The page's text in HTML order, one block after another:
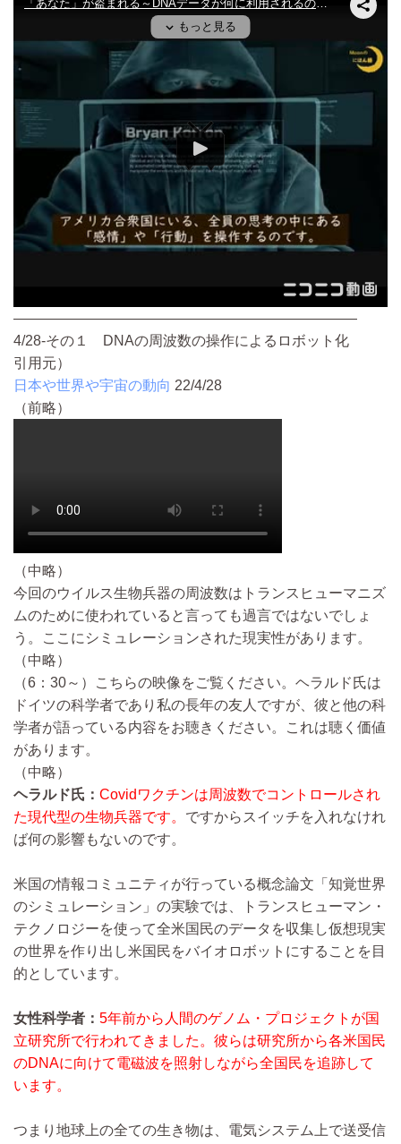
————————————————————————
4/28-その１ DNAの周波数の操作によるロボット化
引用元）
日本や世界や宇宙の動向 22/4/28
（前略）
（中略）
今回のウイルス生物兵器の周波数はトランスヒューマニズ
ムのために使われていると言っても過言ではないでしょ
う。ここにシミュレーションされた現実性があります。
（中略）
（6：30～）こちらの映像をご覧ください。ヘラルド氏は
ドイツの科学者であり私の長年の友人ですが、彼と他の科
学者が語っている内容をお聴きください。これは聴く価値
があります。
（中略）
ヘラルド氏： Covidワクチンは周波数でコントロールされ
た現代型の生物兵器です。 ですからスイッチを入れなけれ
ば何の影響もないのです。
米国の情報コミュニティが行っている概念論文「知覚世界
のシミュレーション」の実験では、トランスヒューマン・
テクノロジーを使って全米国民のデータを収集し仮想現実
の世界を作り出し米国民をバイオロボットにすることを目
的としています。
女性科学者： 5年前から人間のゲノム・プロジェクトが国
立研究所で行われてきました。彼らは研究所から各米国民
のDNAに向けて電磁波を照射しながら全国民を追跡して
います。
つまり地球上の全ての生き物は、電気システム上で送受信